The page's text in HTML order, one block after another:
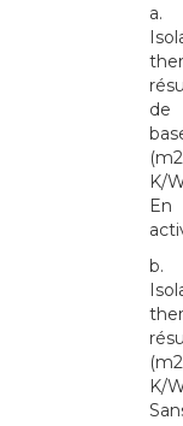
a.
de
(m2
K/
En
b.
(m2
K/